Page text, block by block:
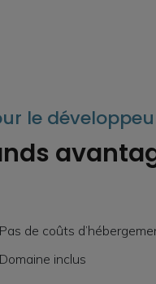
le
Pas de coûts
Domaine inclus